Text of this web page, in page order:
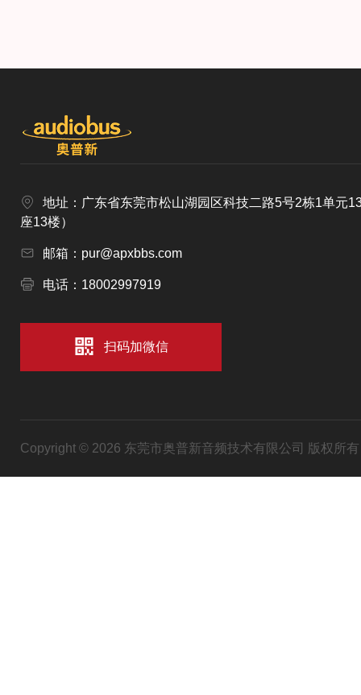
地址：广东省东莞市松山湖园区科技二路5号2栋1单元
座13楼）
邮箱：pur@apxbbs.com
电话：18002997919
扫码加微信
Copyright © 2026 东莞市奥普新音频技术有限公司 版权所有